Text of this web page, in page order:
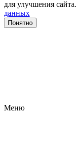
для улучшения сайта.
данных
Понятно
Меню